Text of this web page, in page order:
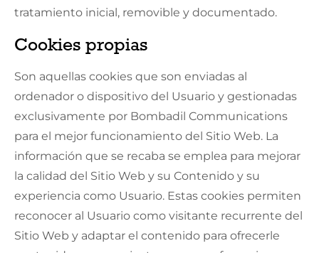
tratamiento inicial, removible y documentado.
Cookies propias
Son aquellas cookies que son enviadas al
ordenador o dispositivo del Usuario y gestionadas
exclusivamente por Bombadil Communications
para el mejor funcionamiento del Sitio Web. La
información que se recaba se emplea para mejorar
la calidad del Sitio Web y su Contenido y su
experiencia como Usuario. Estas cookies permiten
reconocer al Usuario como visitante recurrente del
Sitio Web y adaptar el contenido para ofrecerle